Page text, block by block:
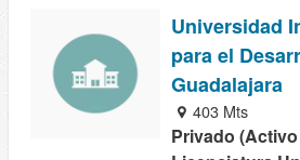
Universidad
para el
Guadalajara
403 Mts
Privado